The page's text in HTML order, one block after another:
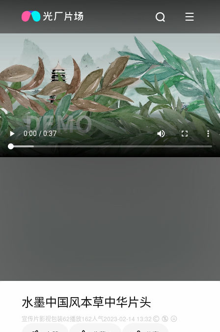
水墨中国风本草中华片头
宣传片影视包装62播放162人气2023-02-14 13:32